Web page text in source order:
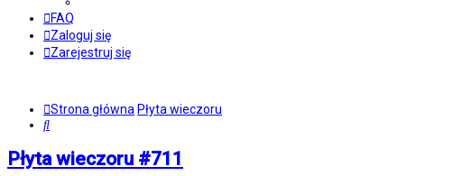
FAQ
Zaloguj się
Zarejestruj się
Strona główna Płyta wieczoru
Szukaj
Płyta wieczoru #711